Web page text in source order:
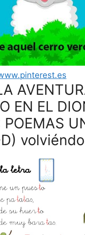
EN EL
POEMAS